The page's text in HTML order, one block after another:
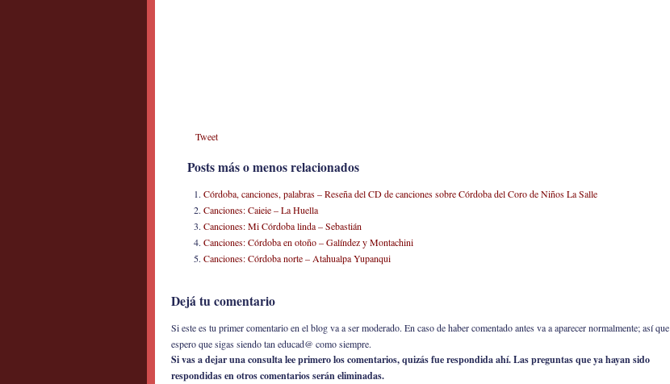
Tweet
Posts más o menos relacionados
Córdoba, canciones, palabras – Reseña del CD de canciones sobre Córdoba del Coro de Niños La Salle
Canciones: Caieie – La Huella
Canciones: Mi Córdoba linda – Sebastián
Canciones: Córdoba en otoño – Galíndez y Montachini
Canciones: Córdoba norte – Atahualpa Yupanqui
Dejá tu comentario
Si este es tu primer comentario en el blog va a ser moderado. En caso de haber comentado antes va a aparecer normalmente; así que
espero que sigas siendo tan educad@ como siempre.
Si vas a dejar una consulta lee primero los comentarios, quizás fue respondida ahí. Las preguntas que ya hayan sido
respondidas en otros comentarios serán eliminadas.